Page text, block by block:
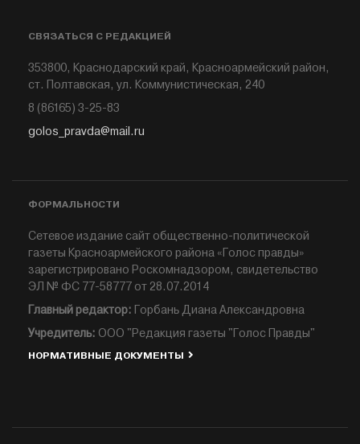
СВЯЗАТЬСЯ С РЕДАКЦИЕЙ
353800, Краснодарский край, Красноармейский район,
ст. Полтавская, ул. Коммунистическая, 240
8 (86165) 3-25-83
golos_pravda@mail.ru
ФОРМАЛЬНОСТИ
Сетевое издание сайт общественно-политической
газеты Красноармейского района «Голос правды»
зарегистрировано Роскомнадзором, свидетельство
ЭЛ № ФС 77-58777 от 28.07.2014
Главный редактор: Горбань Диана Александровна
Учредитель: ООО "Редакция газеты "Голос Правды"
НОРМАТИВНЫЕ ДОКУМЕНТЫ